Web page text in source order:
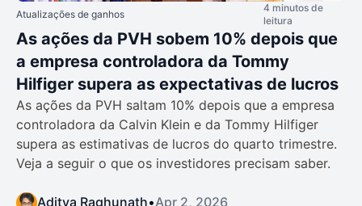
Atualizações de ganhos
4 minutos de
leitura
As ações da PVH sobem 10% depois que
a empresa controladora da Tommy
Hilfiger supera as expectativas de lucros
As ações da PVH saltam 10% depois que a empresa
controladora da Calvin Klein e da Tommy Hilfiger
supera as estimativas de lucros do quarto trimestre.
Veja a seguir o que os investidores precisam saber.
Aditya Raghunath•Apr 2, 2026